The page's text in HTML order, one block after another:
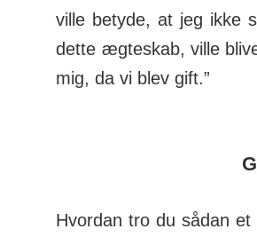
ville betyde, at jeg ikke
dette ægte­skab, ville
mig, da vi blev gift.”
Hvordan tro du sådan